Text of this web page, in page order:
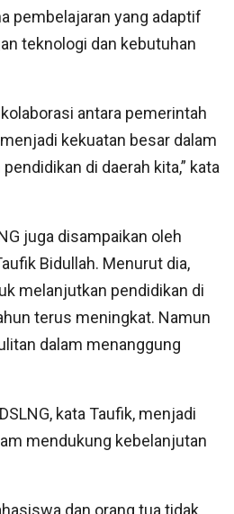
pembelajaran yang adaptif
teknologi dan kebutuhan
antara pemerintah
kekuatan besar dalam
di daerah kita,” kata
juga disampaikan oleh
Bidullah. Menurut dia,
melanjutkan pendidikan di
terus meningkat. Namun
dalam menanggung
kata Taufik, menjadi
mendukung kebelanjutan
dan orang tua tidak